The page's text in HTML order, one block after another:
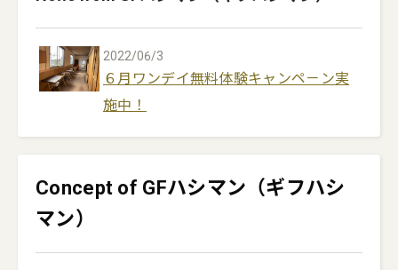
2022/06/3
６月ワンデイ無料体験キャンペ－ン実
施中！
Concept of GFハシマン（ギフハシ
マン）